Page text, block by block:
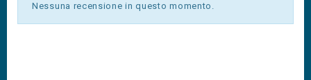
Nessuna recensione in questo momento.